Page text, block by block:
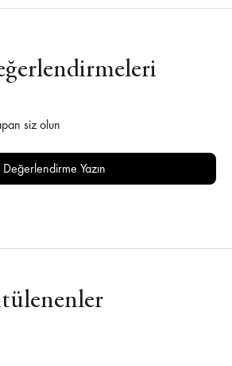
siz olun
Değerlendirme Yazın